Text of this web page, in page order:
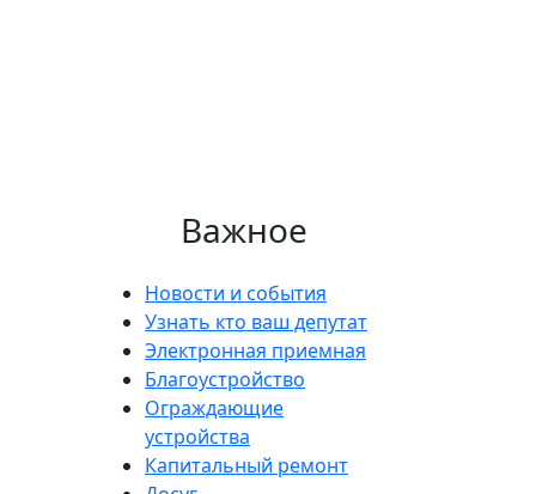
Важное
Новости и события
Узнать кто ваш депутат
Электронная приемная
Благоустройство
Ограждающие
устройства
Капитальный ремонт